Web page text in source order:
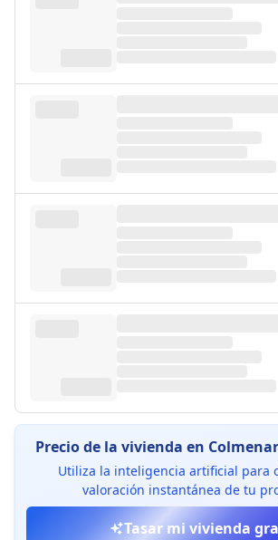
Precio de la vivienda en
Utiliza la inteligencia artificial para
valoración instantánea de tu
Tasar mi vivienda